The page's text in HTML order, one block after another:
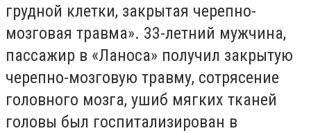
грудной клетки, закрытая черепно-
мозговая травма». 33-летний мужчина,
пассажир в «Ланоса» получил закрытую
черепно-мозговую травму, сотрясение
головного мозга, ушиб мягких тканей
головы был госпитализирован в